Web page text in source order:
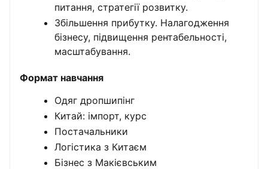
питання, стратегії розвитку.
Збільшення прибутку. Налагодження
бізнесу, підвищення рентабельності,
масштабування.
Формат навчання
Одяг дропшипінг
Китай: імпорт, курс
Постачальники
Логістика з Китаєм
Бізнес з Макієвським